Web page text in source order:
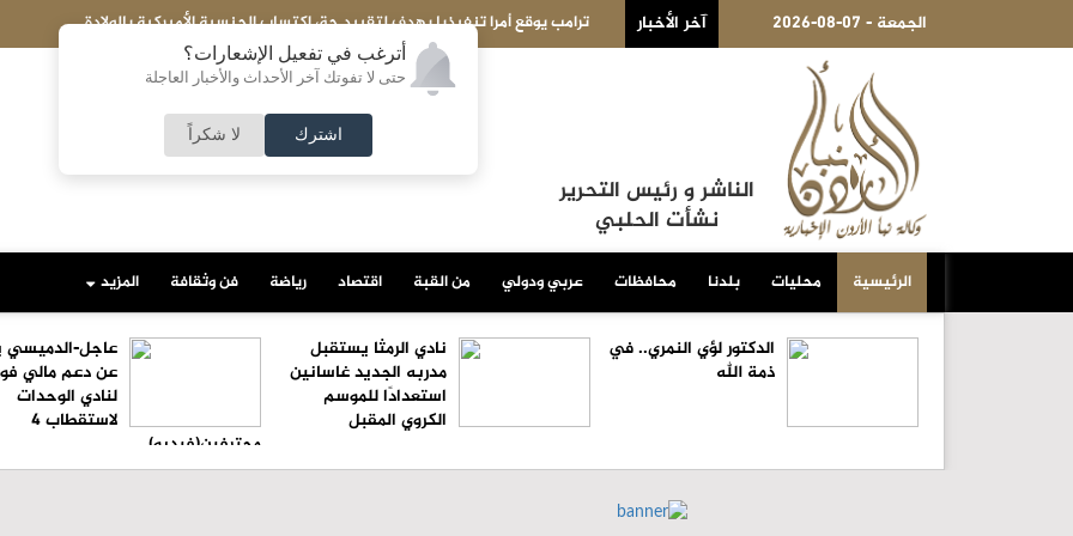
أترغب في تفعيل الإشعارات؟
حتى لا تفوتك آخر الأحداث والأخبار العاجلة
اشترك لا شكراً
2026-08-07 - الجمعة آخر الأخبار لتقييد حق اكتساب الجنسية الأميركية بالولادة الكويت تحبط تهريب شحنة ضخمة إلى مصر..ماذا بداخلها؟
الناشر و رئيس التحرير
نشأت الحلبي
الرئيسية محليات بلدنا محافظات عربي ودولي من القبة اقتصاد رياضة فن وثقافة المزيد
الدكتور لؤي النمري.. في
ذمة الله
نادي الرمثا يستقبل
مدربه الجديد غاسانين
استعدادًا للموسم
الكروي المقبل
عاجل-الدميسي
عن دعم مالي
لنادي الوحدات
لاستقطاب 4
محترفين(فيديو)